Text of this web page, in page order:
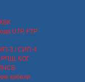
UTP, FTP
3 / СИП-4
РПШ, КОГ
кабели